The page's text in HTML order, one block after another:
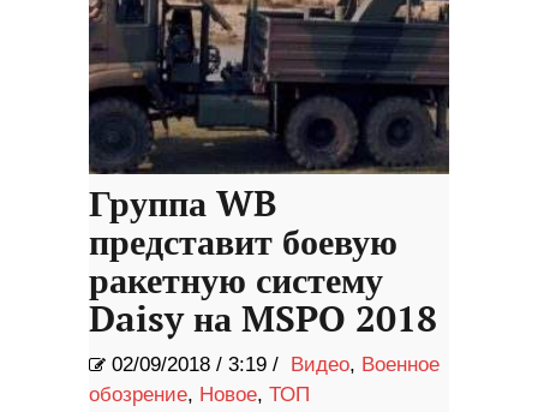
Группа WB
представит боевую
ракетную систему
Daisy на MSPO 2018
02/09/2018 / 3:19 / Видео, Военное
обозрение, Новое, ТОП